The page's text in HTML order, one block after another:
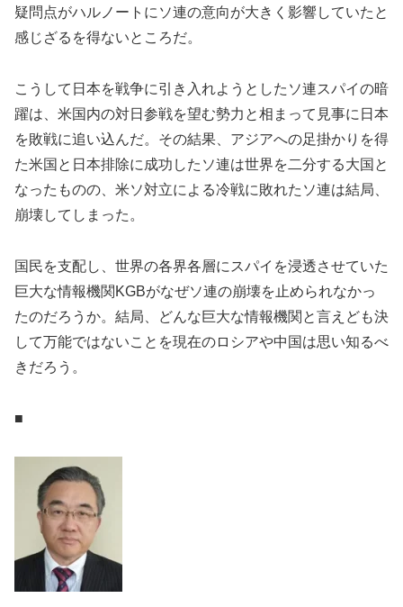
疑問点がハルノートにソ連の意向が大きく影響していたと
感じざるを得ないところだ。
こうして日本を戦争に引き入れようとしたソ連スパイの暗
躍は、米国内の対日参戦を望む勢力と相まって見事に日本
を敗戦に追い込んだ。その結果、アジアへの足掛かりを得
た米国と日本排除に成功したソ連は世界を二分する大国と
なったものの、米ソ対立による冷戦に敗れたソ連は結局、
崩壊してしまった。
国民を支配し、世界の各界各層にスパイを浸透させていた
巨大な情報機関KGBがなぜソ連の崩壊を止められなかっ
たのだろうか。結局、どんな巨大な情報機関と言えども決
して万能ではないことを現在のロシアや中国は思い知るべ
きだろう。
■